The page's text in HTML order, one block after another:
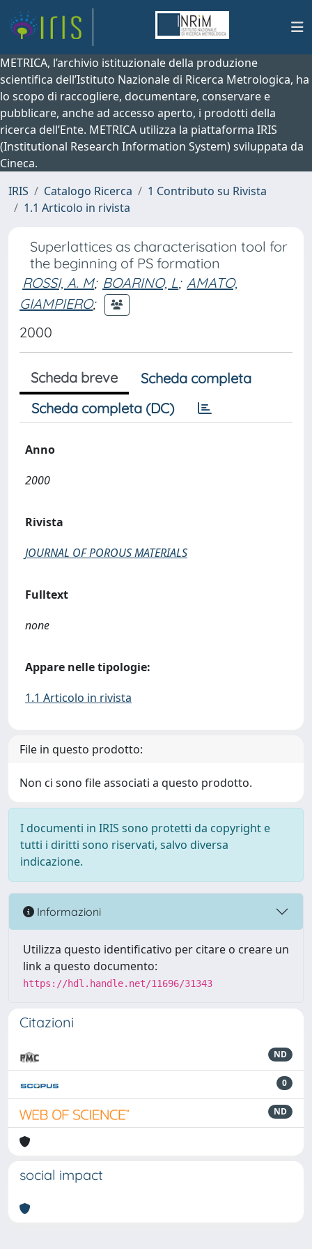
METRICA, l’archivio istituzionale della produzione
scientifica dell’Istituto Nazionale di Ricerca Metrologica, ha
lo scopo di raccogliere, documentare, conservare e
pubblicare, anche ad accesso aperto, i prodotti della
ricerca dell’Ente. METRICA utilizza la piattaforma IRIS
(Institutional Research Information System) sviluppata da
Cineca.
IRIS
Catalogo Ricerca
1 Contributo su Rivista
1.1 Articolo in rivista
Superlattices as characterisation tool for
the beginning of PS formation
ROSSI, A. M; BOARINO, L; AMATO,
GIAMPIERO;
2000
Scheda breve
Scheda completa
Scheda completa (DC)
Anno
2000
Rivista
JOURNAL OF POROUS MATERIALS
Fulltext
none
Appare nelle tipologie:
1.1 Articolo in rivista
File in questo prodotto:
Non ci sono file associati a questo prodotto.
I documenti in IRIS sono protetti da copyright e
tutti i diritti sono riservati, salvo diversa
indicazione.
Informazioni
Utilizza questo identificativo per citare o creare un
link a questo documento:
https://hdl.handle.net/11696/31343
Citazioni
ND
0
ND
social impact